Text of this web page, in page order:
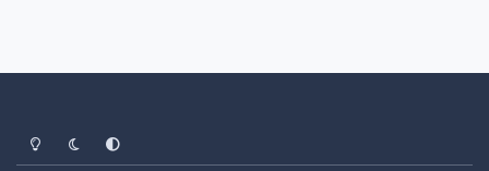
Heller ModusDunkler Modus
Systemeinstellung